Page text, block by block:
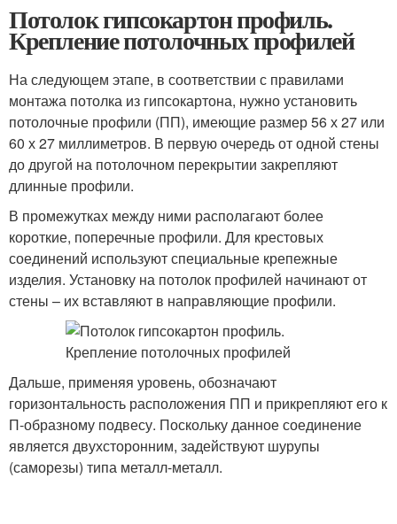
Потолок гипсокартон профиль.
Крепление потолочных профилей
На следующем этапе, в соответствии с правилами
монтажа потолка из гипсокартона, нужно установить
потолочные профили (ПП), имеющие размер 56 х 27 или
60 х 27 миллиметров. В первую очередь от одной стены
до другой на потолочном перекрытии закрепляют
длинные профили.
В промежутках между ними располагают более
короткие, поперечные профили. Для крестовых
соединений используют специальные крепежные
изделия. Установку на потолок профилей начинают от
стены – их вставляют в направляющие профили.
Дальше, применяя уровень, обозначают
горизонтальность расположения ПП и прикрепляют его к
П-образному подвесу. Поскольку данное соединение
является двухсторонним, задействуют шурупы
(саморезы) типа металл-металл.